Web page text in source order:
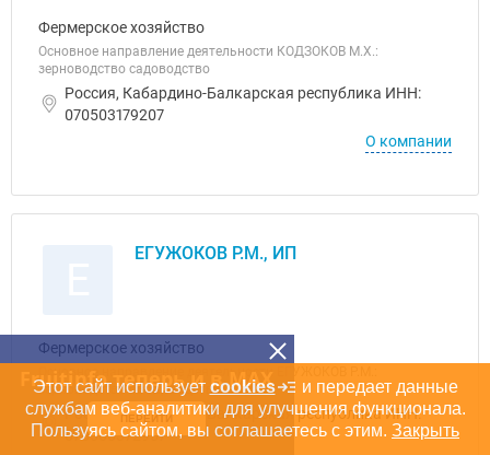
Фермерское хозяйство
Основное направление деятельности КОДЗОКОВ М.Х.:
зерноводство садоводство
Россия, Кабардино-Балкарская республика ИНН:
070503179207
О компании
ЕГУЖОКОВ Р.М., ИП
Фермерское хозяйство
зерноводство овощеводство
Россия, Кабардино-Балкарская республика ИНН:
070500372957
Fruitinfo теперь и в MAX
ПЕРЕЙТИ
Этот сайт использует cookies
и передает данные
службам веб-аналитики для улучшения функционала.
Пользуясь сайтом, вы соглашаетесь с этим. Закрыть